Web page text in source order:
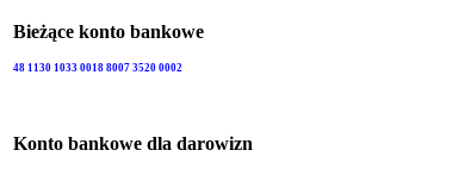
Bieżące konto bankowe
48 1130 1033 0018 8007 3520 0002
Konto bankowe dla darowizn